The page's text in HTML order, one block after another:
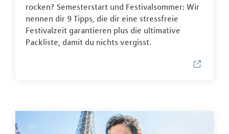
rocken? Semesterstart und Festivalsommer: Wir
nennen dir 9 Tipps, die dir eine stressfreie
Festivalzeit garantieren plus die ultimative
Packliste, damit du nichts vergisst.